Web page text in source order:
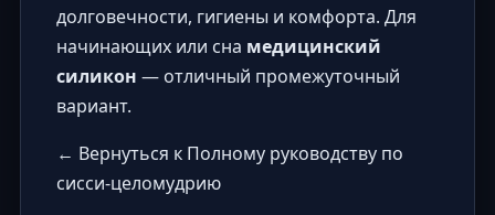
долговечности, гигиены и комфорта. Для
начинающих или сна медицинский
силикон — отличный промежуточный
вариант.
← Вернуться к Полному руководству по
сисси-целомудрию